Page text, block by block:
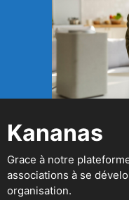
Kananas
Grace à notre
associations à se
organisation.